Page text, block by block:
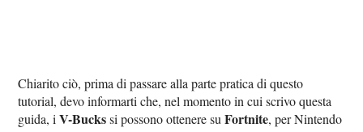
Chiarito ciò, prima di passare alla parte pratica di questo
tutorial, devo informarti che, nel momento in cui scrivo questa
guida, iV-Buckssi possono ottenere suFortnite, per Nintendo